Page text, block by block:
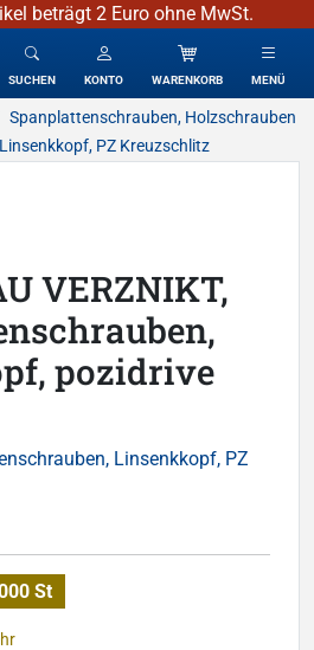
beträgt 2 Euro ohne MwSt.
SUCHEN KONTO WARENKORB MENÜ
Spanplattenschrauben, Holzschrauben
PZ Kreuzschlitz
VERZNIKT,
pozidrive
Linsenkkopf, PZ
St